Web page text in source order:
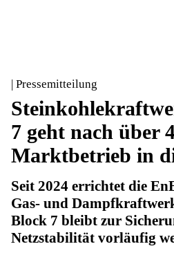
| Pressemitteilung
7 geht nach über
Marktbetrieb in
Seit 2024 errichtet die
Gas- und
Block 7 bleibt zur
Netzstabilität vorläufig